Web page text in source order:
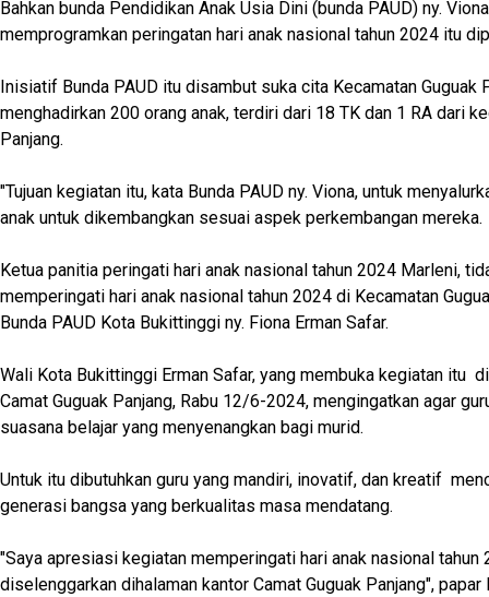
Bahkan bunda Pendidikan Anak Usia Dini (bunda PAUD) ny.
memprogramkan peringatan hari anak nasional tahun 2024 itu
Inisiatif Bunda PAUD itu disambut suka cita Kecamatan Guguak
menghadirkan 200 orang anak, terdiri dari 18 TK dan 1 RA dari
Panjang.
"Tujuan kegiatan itu, kata Bunda PAUD ny. Viona, untuk
anak untuk dikembangkan sesuai aspek perkembangan mereka.
Ketua panitia peringati hari anak nasional tahun 2024 Marleni,
memperingati hari anak nasional tahun 2024 di Kecamatan
Bunda PAUD Kota Bukittinggi ny. Fiona Erman Safar.
Wali Kota Bukittinggi Erman Safar, yang membuka kegiatan itu
Camat Guguak Panjang, Rabu 12/6-2024, mengingatkan agar
suasana belajar yang menyenangkan bagi murid.
Untuk itu dibutuhkan guru yang mandiri, inovatif, dan kreatif
generasi bangsa yang berkualitas masa mendatang.
"Saya apresiasi kegiatan memperingati hari anak nasional tahun
diselenggarkan dihalaman kantor Camat Guguak Panjang", papar